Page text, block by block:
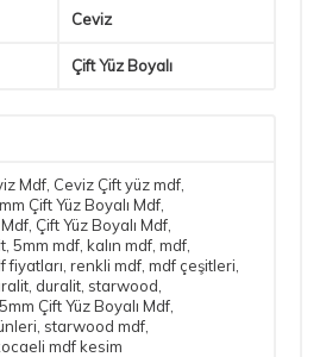
Ceviz
Çift Yüz Boyalı
Mdf Ceviz Çift yüz mdf
Çift Yüz Boyalı Mdf
Çift Yüz Boyalı Mdf
5mm mdf kalın mdf mdf
fiyatları renkli mdf mdf çeşitleri
duralit starwood
Çift Yüz Boyalı Mdf
starwood mdf
mdf kesim